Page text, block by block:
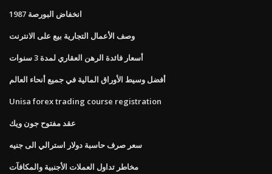
انخفاض البورصة 1987
وصف الأعمال التجارية بيع على الانترنت
أسعار فائدة الرهن العقاري لمدة 3 سنوات
أفضل وسيط الأوراق المالية في جميع أنحاء العالم
Unisa forex trading course registration
عقد مفتوح جون ويك
سعر صرف حاسبة دولار استرالي الى جنيه
مخاطر تداول العملات الأجنبية والمكافآت